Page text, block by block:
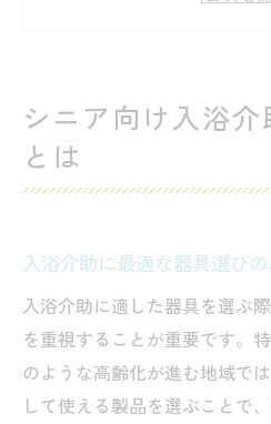
奥出雲町で役立つバスア
移動と入浴を快適に
バス利用者におすす
高齢者が安心できる
力
シニア向け入浴
とは
入浴介助に最適な器具選び
入浴介助に適した器具を選ぶ
を重視することが重要です。
のような高齢化が進む地域で
して使える製品を選ぶことで